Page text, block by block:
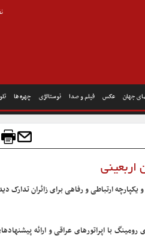
جهان عکس فیلم و صدا نوستالژی چهره ها
اربعینی
ارتباطی و رفاهی برای زائران تدارک
با اپراتورهای عراقی و ارائه